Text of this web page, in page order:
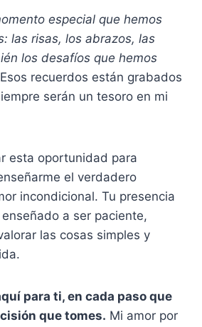
especial que hemos
las risas, los abrazos, las
los desafíos que hemos
Esos recuerdos están grabados
serán un tesoro en mi
esta oportunidad para
el verdadero
incondicional. Tu presencia
a ser paciente,
las cosas simples y
para ti, en cada paso que
que tomes. Mi amor por